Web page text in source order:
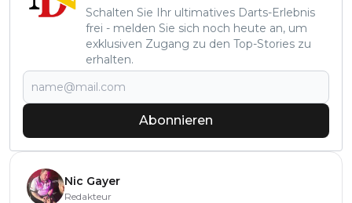
Schalten Sie Ihr ultimatives Darts-Erlebnis
frei - melden Sie sich noch heute an, um
exklusiven Zugang zu den Top-Stories zu
erhalten.
Abonnieren
Nic Gayer
Redakteur